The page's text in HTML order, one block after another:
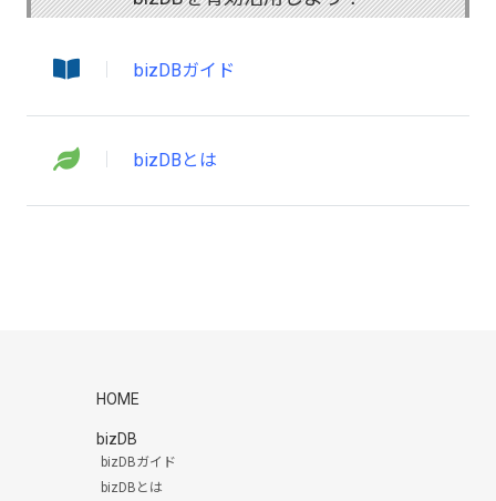
bizDBガイド
bizDBとは
HOME
bizDB
bizDBガイド
bizDBとは